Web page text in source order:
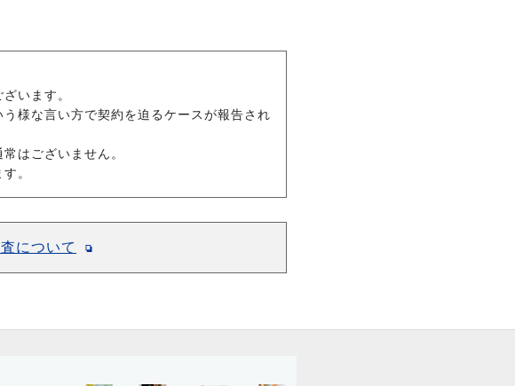
います。
様な言い方で契約を迫るケースが報告され
はございません。
。
について